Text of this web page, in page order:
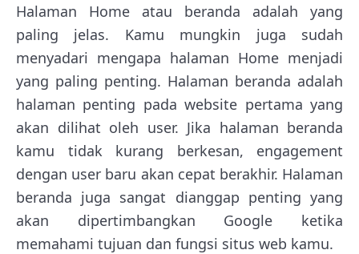
Halaman Home atau beranda adalah yang
paling jelas. Kamu mungkin juga sudah
menyadari mengapa halaman Home menjadi
yang paling penting. Halaman beranda adalah
halaman penting pada website pertama yang
akan dilihat oleh user. Jika halaman beranda
kamu tidak kurang berkesan, engagement
dengan user baru akan cepat berakhir. Halaman
beranda juga sangat dianggap penting yang
akan dipertimbangkan Google ketika
memahami tujuan dan fungsi situs web kamu.